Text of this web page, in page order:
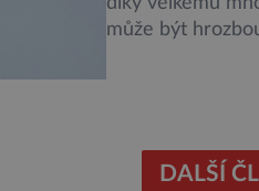
může být
rozhodnutí
především […]
DALŠÍ